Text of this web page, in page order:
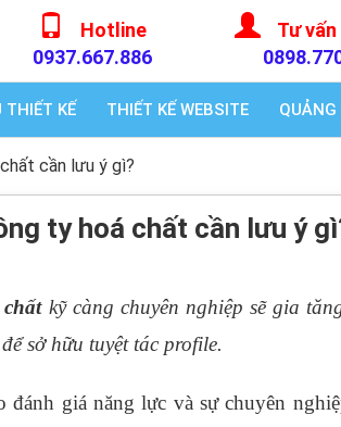
Hotline
0937.667.886
Tư
THIẾT KẾ THIẾT KẾ WEBSITE QUẢNG
cần lưu ý gì?
ty hoá chất cần lưu ý
kỹ càng chuyên nghiệp sẽ gia
sở hữu tuyệt tác profile.
đánh giá năng lực và sự chuyên